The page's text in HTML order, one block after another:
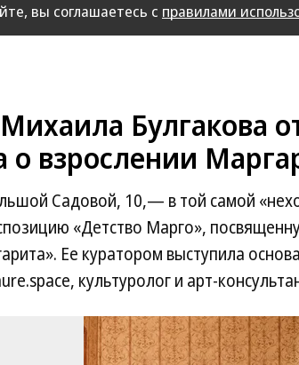
вы соглашаетесь с правилами
Булгакова
о взрослении
Садовой, 10,— в той самой
«Детство Марго»,
Ее куратором выступила
культуролог и арт-